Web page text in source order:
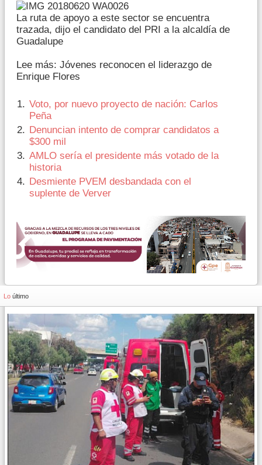
La ruta de apoyo a este sector se encuentra
trazada, dijo el candidato del PRI a la alcaldía de
Guadalupe
Lee más: Jóvenes reconocen el liderazgo de
Enrique Flores
Voto, por nuevo proyecto de nación: Carlos
Peña
Denuncian intento de comprar candidatos a
$300 mil
AMLO sería el presidente más votado de la
historia
Desmiente PVEM desbandada con el
suplente de Verver
Lo último